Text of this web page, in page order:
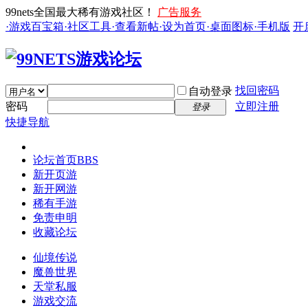
99nets全国最大稀有游戏社区！
广告服务
·游戏百宝箱·社区工具·查看新帖·设为首页·桌面图标·手机版 开
自动登录 找回密码
密码
登录
立即注册
快捷导航
论坛首页BBS
新开页游
新开网游
稀有手游
免责申明
收藏论坛
仙境传说
魔兽世界
天堂私服
游戏交流